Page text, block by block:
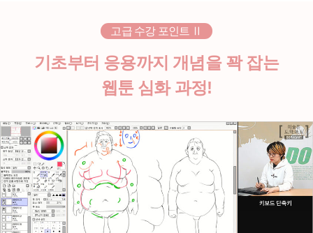
고급 수강 포인트 Ⅱ
기초부터 응용까지 개념을 꽉 잡는
웹툰 심화 과정!